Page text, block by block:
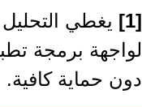
[1]
دون حماية كافية.